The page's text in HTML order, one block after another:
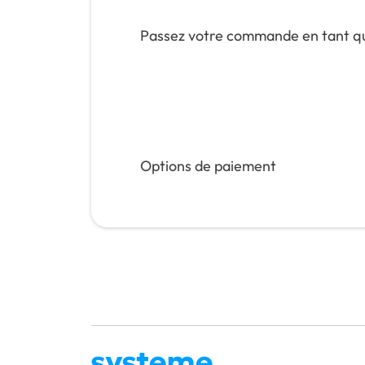
Passez votre commande en tant
Options de paiement